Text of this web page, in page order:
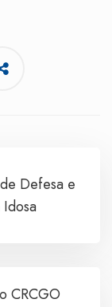
Defesa e
CRCGO